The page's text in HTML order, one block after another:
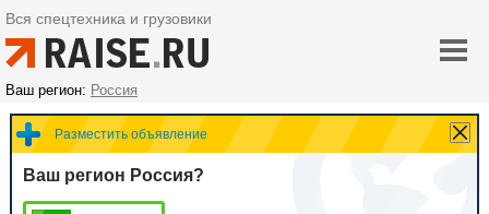
Вся спецтехника и грузовики
Ваш регион: Россия
Разместить объявление
Ваш регион Россия?